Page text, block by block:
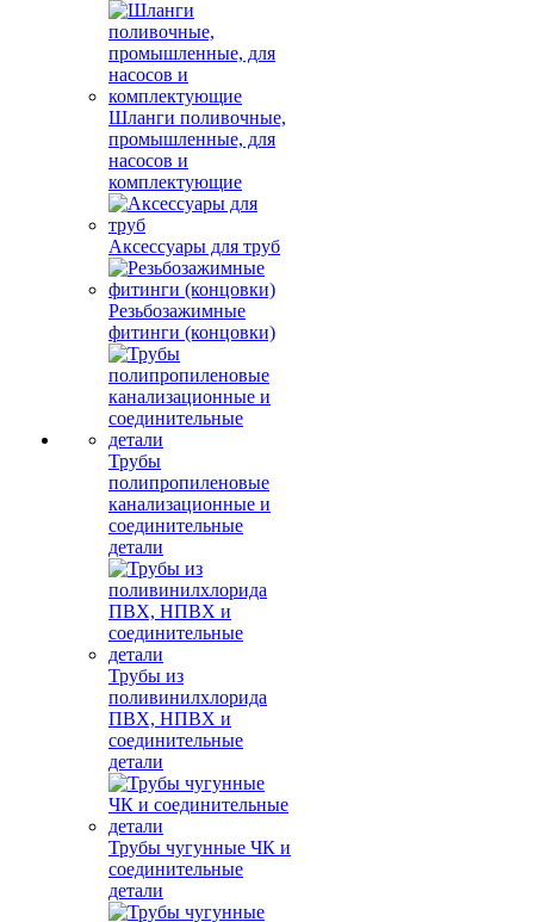
Шланги поливочные,
промышленные, для
насосов и
комплектующие
Аксессуары для труб
Резьбозажимные
фитинги (концовки)
Трубы
полипропиленовые
канализационные и
соединительные
детали
Трубы из
поливинилхлорида
ПВХ, НПВХ и
соединительные
детали
Трубы чугунные ЧК и
соединительные
детали